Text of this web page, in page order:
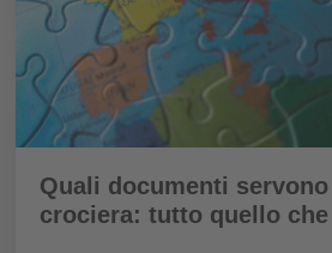
Quali documenti
crociera: tutto quello